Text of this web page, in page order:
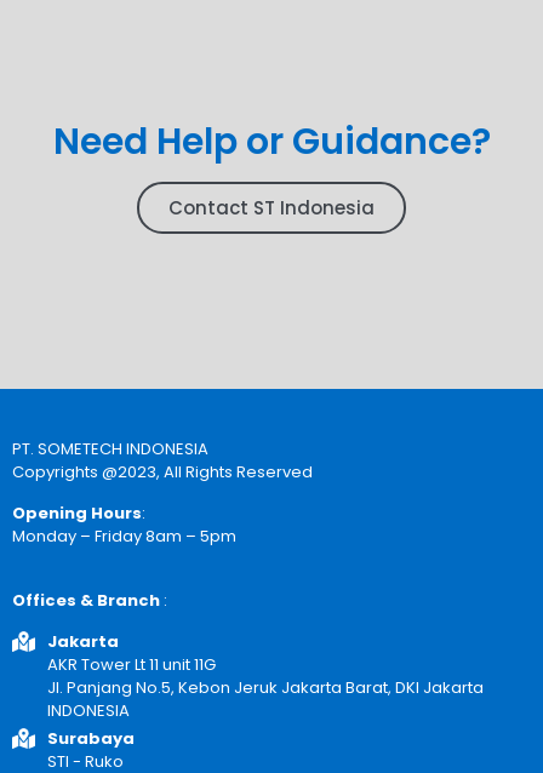
Need Help or Guidance?
Contact ST Indonesia
PT. SOMETECH INDONESIA
Copyrights @2023, All Rights Reserved
Opening Hours:
Monday – Friday 8am – 5pm
Offices & Branch :
Jakarta
AKR Tower Lt 11 unit 11G
Jl. Panjang No.5, Kebon Jeruk Jakarta Barat, DKI Jakarta
INDONESIA
Surabaya
STI - Ruko